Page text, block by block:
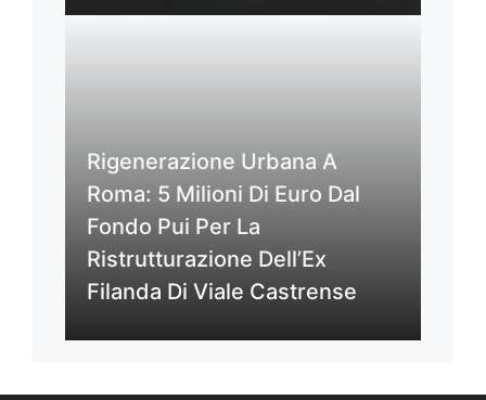
Rigenerazione Urbana A
Roma: 5 Milioni Di Euro Dal
Fondo Pui Per La
Ristrutturazione Dell’Ex
Filanda Di Viale Castrense